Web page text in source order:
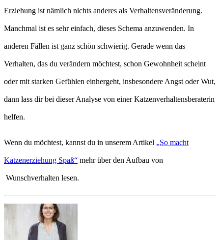
Erziehung ist nämlich nichts anderes als Verhaltensveränderung.
Manchmal ist es sehr einfach, dieses Schema anzuwenden. In
anderen Fällen ist ganz schön schwierig. Gerade wenn das
Verhalten, das du verändern möchtest, schon Gewohnheit scheint
oder mit starken Gefühlen einhergeht, insbesondere Angst oder Wut,
dann lass dir bei dieser Analyse von einer Katzenverhaltensberaterin
helfen.
Wenn du möchtest, kannst du in unserem Artikel „So macht
Katzenerziehung Spaß“ mehr über den Aufbau von
Wunschverhalten lesen.